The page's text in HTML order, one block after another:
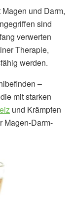
und Darm,
sind
verwerten
Therapie,
werden.
–
mit starken
und Krämpfen
Magen-Darm-